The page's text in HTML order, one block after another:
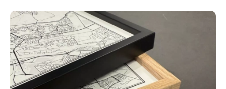
Wil je graag een poster in een ander formaat? Neem
ons op voor de mogelijkheden.
Productcategorieën:
Sport Prints Cadeau na Marathon
Hardloop events